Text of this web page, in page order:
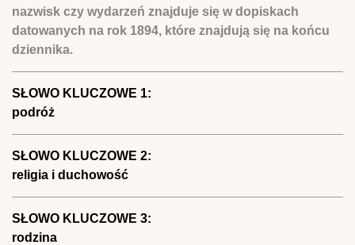
nazwisk czy wydarzeń znajduje się w dopiskach
datowanych na rok 1894, które znajdują się na końcu
dziennika.
SŁOWO KLUCZOWE 1:
podróż
SŁOWO KLUCZOWE 2:
religia i duchowość
SŁOWO KLUCZOWE 3:
rodzina